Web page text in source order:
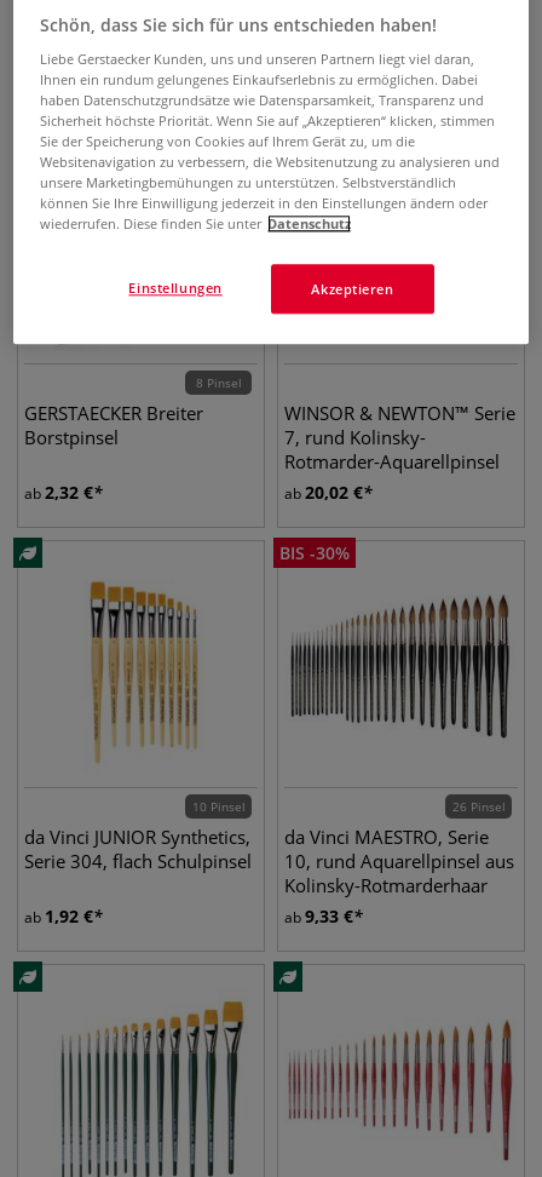
Aquarellpinsel
Rotmarderhaar
14,07€
35, rund, extraspitz
Aquarellpinsel
ab 11,09€
8 Pinsel
GERSTAECKER Breiter
Borstpinsel
ab2,32 €
WINSOR & NEWTON™ Serie
7, rund Kolinsky-
Rotmarder-Aquarellpinsel
ab20,02 €
10 Pinsel
da Vinci JUNIOR Synthetics,
Serie 304, flach Schulpinsel
ab 1,92 €
BIS -30%
26 Pinsel
da Vinci MAESTRO, Serie
10, rund Aquarellpinsel aus
Kolinsky-Rotmarderhaar
ab9,33 €
Schön, dass Sie sich für uns entschieden haben!
Liebe Gerstaecker Kunden, uns und unseren Partnern liegt viel daran,
Ihnen ein rundum gelungenes Einkaufserlebnis zu ermöglichen. Dabei
haben Datenschutzgrundsätze wie Datensparsamkeit, Transparenz und
Sicherheit höchste Priorität. Wenn Sie auf „Akzeptieren“ klicken, stimmen
Sie der Speicherung von Cookies auf Ihrem Gerät zu, um die
Websitenavigation zu verbessern, die Websitenutzung zu analysieren und
unsere Marketingbemühungen zu unterstützen. Selbstverständlich
können Sie Ihre Einwilligung jederzeit in den Einstellungen ändern oder
wiederrufen. Diese finden Sie unter Datenschutz
Akzeptieren
Einstellungen